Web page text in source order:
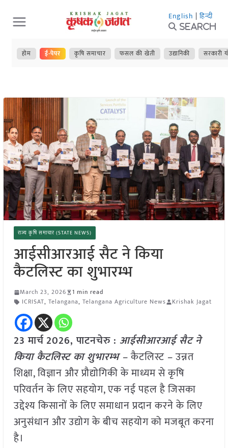
Skip
to
content
English | हिन्दी
Search
होम ई-पेपर कृषि समाचार फसल की खेती उद्यानिकी सरकारी
राज्य कृषि समाचार (STATE NEWS)
आईसीआरआई सैट ने किया
कैटलिस्ट का शुभारम्भ
March 23, 2026
1 min read
ICRISAT, Telangana, Telangana Agriculture News Krishak Jagat
23 मार्च2026,पाटनचेरु : आईसीआरआई सैट ने
किया कैटलिस्ट का शुभारम्भ –कैटलिस्ट –उन्नत
शिक्षा, विज्ञान और प्रौद्योगिकी के माध्यम से कृषि
परिवर्तन के लिए सहयोग, एक नई पहल है जिसका
उद्देश्य किसानों के लिए समाधान प्रदान करने के लिए
अनुसंधान और उद्योग के बीच सहयोग को मजबूत करना
है।